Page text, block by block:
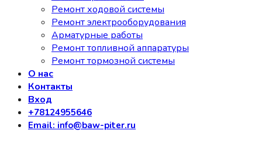
Ремонт ходовой системы
Ремонт электрооборудования
Арматурные работы
Ремонт топливной аппаратуры
Ремонт тормозной системы
О нас
Контакты
Вход
+78124955646
Email: info@baw-piter.ru